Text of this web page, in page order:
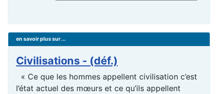
en savoir plus sur ...
Civilisations - (déf.)
« Ce que les hommes appellent civilisation c’est
l’état actuel des mœurs et ce qu’ils appellent